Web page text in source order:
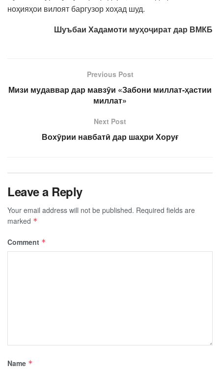
ноҳияҳои вилоят баргузор хоҳад шуд.
Шуъбаи Хадамоти муҳоҷират дар ВМКБ
Previous Post
Мизи мудаввар дар мавзӯи «Забони миллат-ҳастии
миллат»
Next Post
Вохӯрии навбатӣ дар шаҳри Хоруғ
Leave a Reply
Your email address will not be published. Required fields are
marked *
Comment *
Name *